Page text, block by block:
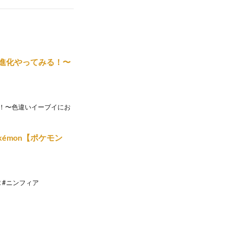
化やってみる！〜
〜色違いイーブイにお
【ポケモン
ニンフィア